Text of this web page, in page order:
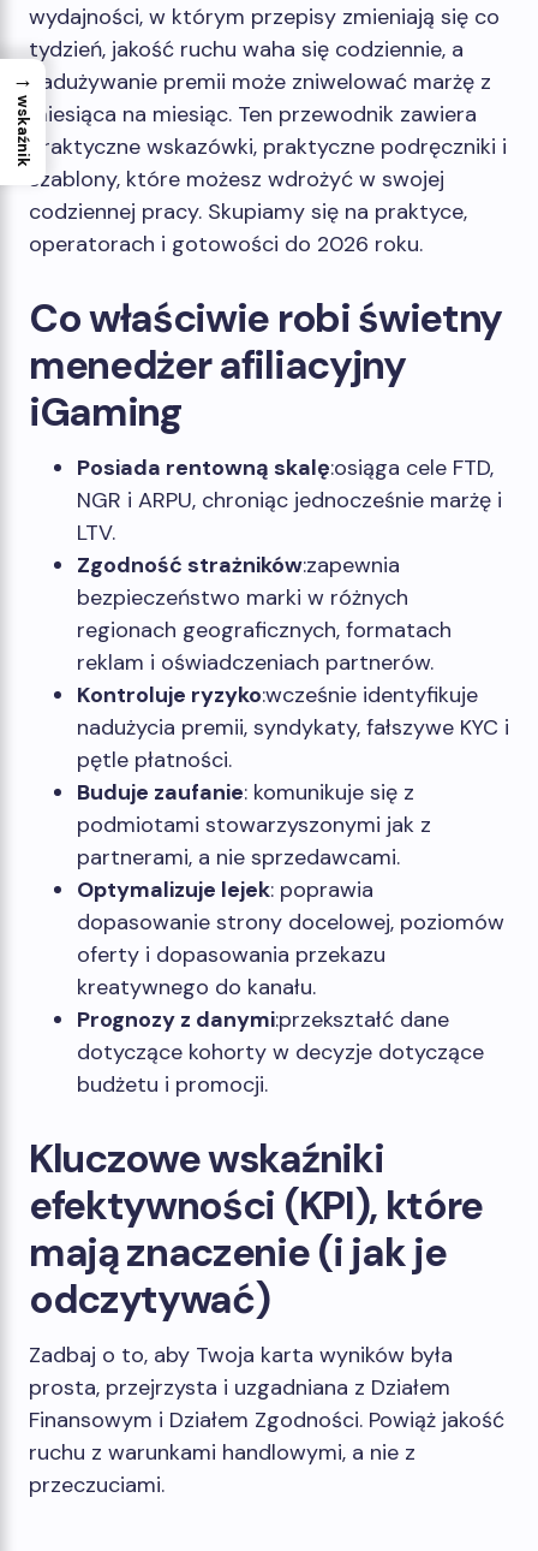
wydajności, w którym przepisy zmieniają się co
tydzień, jakość ruchu waha się codziennie, a
nadużywanie premii może zniwelować marżę z
miesiąca na miesiąc. Ten przewodnik zawiera
praktyczne wskazówki, praktyczne podręczniki i
szablony, które możesz wdrożyć w swojej
codziennej pracy. Skupiamy się na praktyce,
operatorach i gotowości do 2026 roku.
Co właściwie robi świetny
menedżer afiliacyjny
iGaming
Posiada rentowną skalę:osiąga cele FTD,
NGR i ARPU, chroniąc jednocześnie marżę i
LTV.
Zgodność strażników:zapewnia
bezpieczeństwo marki w różnych
regionach geograficznych, formatach
reklam i oświadczeniach partnerów.
Kontroluje ryzyko:wcześnie identyfikuje
nadużycia premii, syndykaty, fałszywe KYC i
pętle płatności.
Buduje zaufanie: komunikuje się z
podmiotami stowarzyszonymi jak z
partnerami, a nie sprzedawcami.
Optymalizuje lejek: poprawia
dopasowanie strony docelowej, poziomów
oferty i dopasowania przekazu
kreatywnego do kanału.
Prognozy z danymi:przekształć dane
dotyczące kohorty w decyzje dotyczące
budżetu i promocji.
Kluczowe wskaźniki
efektywności (KPI), które
mają znaczenie (i jak je
odczytywać)
Zadbaj o to, aby Twoja karta wyników była
prosta, przejrzysta i uzgadniana z Działem
Finansowym i Działem Zgodności. Powiąż jakość
ruchu z warunkami handlowymi, a nie z
przeczuciami.
→
wskaźnik